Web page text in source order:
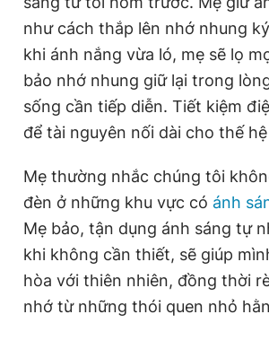
như cách thắp lên nhớ nhung
khi ánh nắng vừa ló, mẹ sẽ lọ
bảo nhớ nhung giữ lại trong
sống cần tiếp diễn. Tiết kiệm
để tài nguyên nối dài cho thế hệ
Mẹ thường nhắc chúng tôi
đèn ở những khu vực có ánh
Mẹ bảo, tận dụng ánh sáng tự
khi không cần thiết, sẽ giúp
hòa với thiên nhiên, đồng thời
nhớ từ những thói quen nhỏ